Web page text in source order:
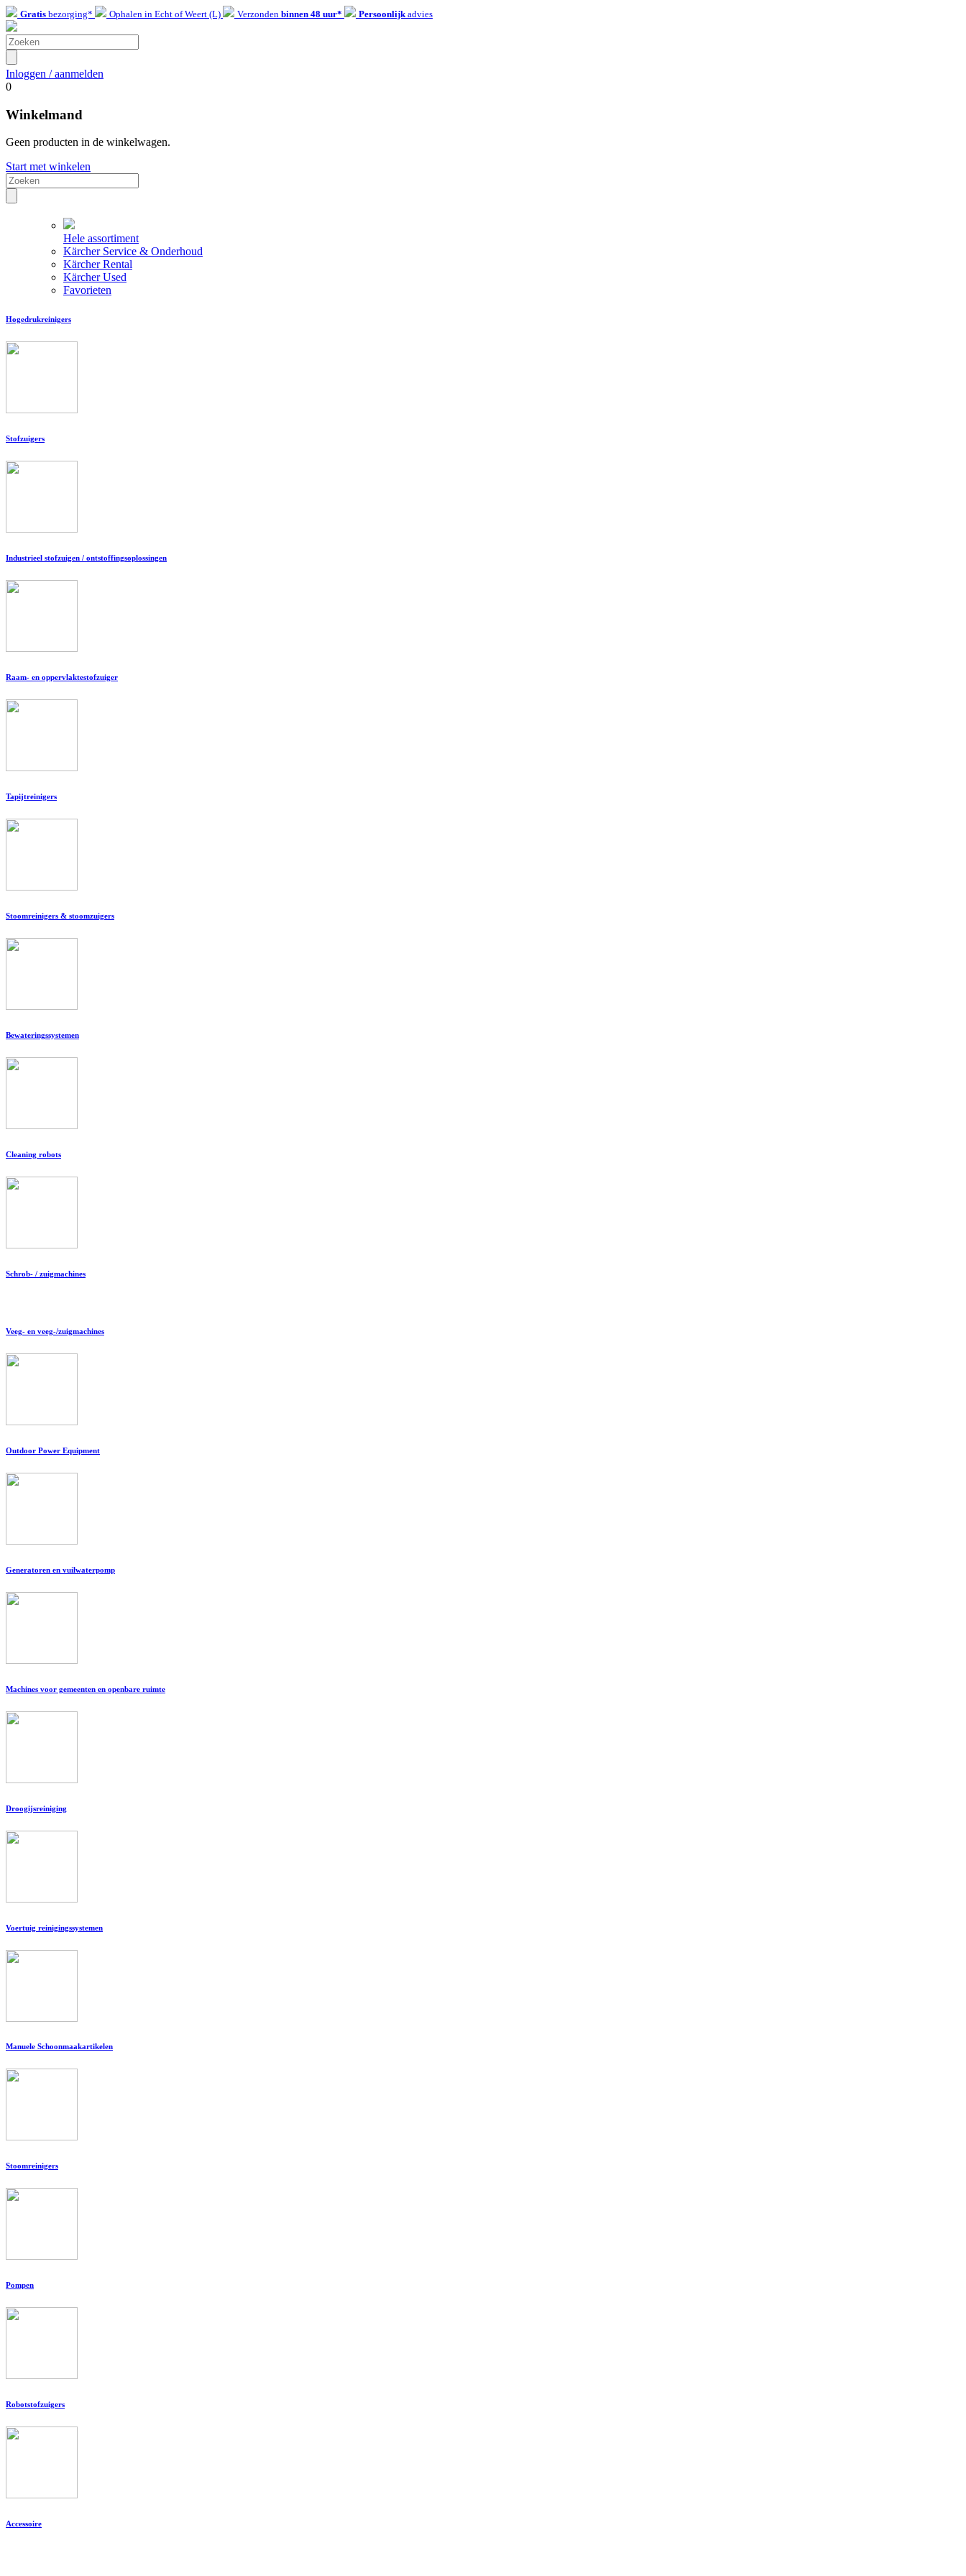
Gratis bezorging* Ophalen in Echt of Weert (L) Verzonden binnen 48 uur* Persoonlijkadvies
Inloggen / aanmelden
0
Winkelmand
Geen producten in de winkelwagen.
Start met winkelen
Hele assortiment
Kärcher Service & Onderhoud
Kärcher Rental
Kärcher Used
Favorieten
Hogedrukreinigers
Stofzuigers
Industrieel stofzuigen / ontstoffingsoplossingen
Raam- en oppervlaktestofzuiger
Tapijtreinigers
Stoomreinigers & stoomzuigers
Bewateringssystemen
Cleaning robots
Schrob- / zuigmachines
Veeg- en veeg-/zuigmachines
Outdoor Power Equipment
Generatoren en vuilwaterpomp
Machines voor gemeenten en openbare ruimte
Droogijsreiniging
Voertuig reinigingssystemen
Manuele Schoonmaakartikelen
Stoomreinigers
Pompen
Robotstofzuigers
Accessoire